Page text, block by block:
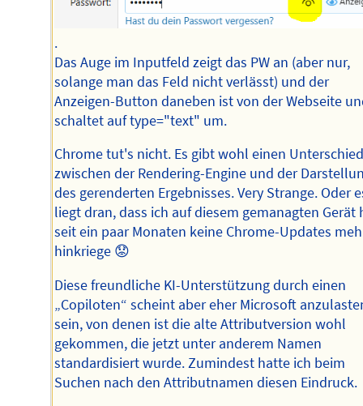
.
Das Auge im Inputfeld zeigt das PW an (aber nur,
solange man das Feld nicht verlässt) und der
Anzeigen-Button daneben ist von der Webseite
schaltet auf type="text" um.
Chrome tut's nicht. Es gibt wohl einen
zwischen der Rendering-Engine und der
des gerenderten Ergebnisses. Very Strange. Oder
liegt dran, dass ich auf diesem gemanagten Gerät
seit ein paar Monaten keine Chrome-Updates
hinkriege 😟
Diese freundliche KI-Unterstützung durch einen
„Copiloten“ scheint aber eher Microsoft
sein, von denen ist die alte Attributversion wohl
gekommen, die jetzt unter anderem Namen
standardisiert wurde. Zumindest hatte ich beim
Suchen nach den Attributnamen diesen Eindruck.